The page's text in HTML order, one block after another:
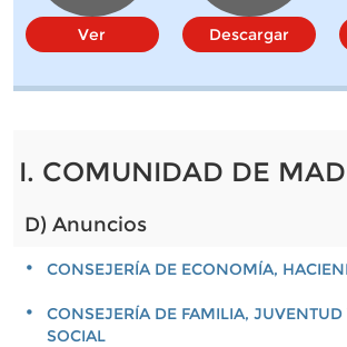
Ver Descargar
I. COMUNIDAD DE
D) Anuncios
CONSEJERÍA DE ECONOMÍA,
CONSEJERÍA DE FAMILIA, JUVENTUD
SOCIAL